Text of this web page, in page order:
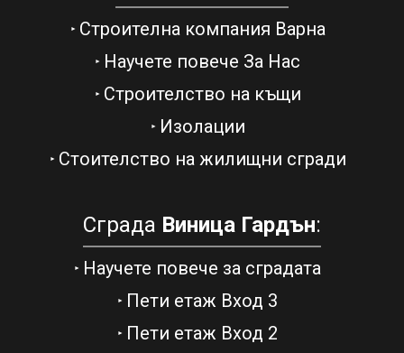
Строителна компания Варна
Научете повече За Нас
Строителство на къщи
Изолации
Стоителство на жилищни сгради
Сграда Виница Гардън:
Научете повече за сградата
Пети етаж Вход 3
Пети етаж Вход 2